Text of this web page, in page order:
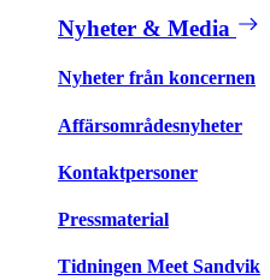
Nyheter & Media
Nyheter från koncernen
Affärsområdesnyheter
Kontaktpersoner
Pressmaterial
Tidningen Meet Sandvik